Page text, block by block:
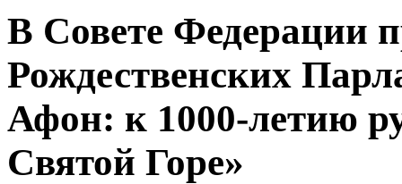
В Совете Федерации
Рождественских
Афон: к 1000-летию
Святой Горе»